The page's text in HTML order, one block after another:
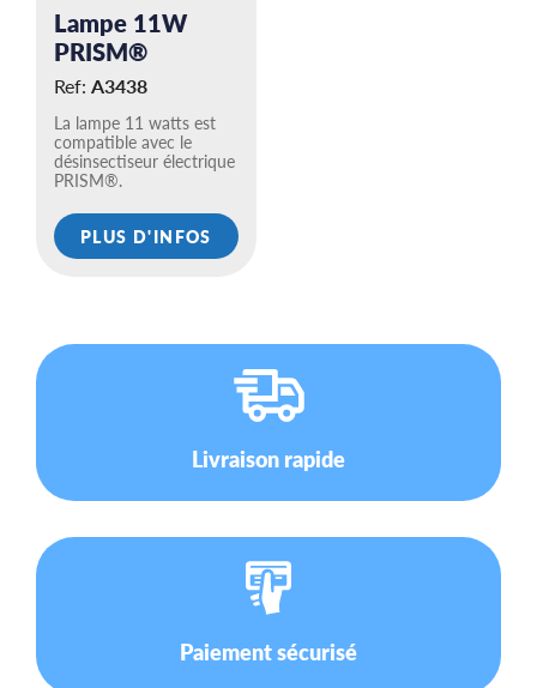
Lampe 11W
PRISM®
Ref: A3438
La lampe 11 watts est
compatible avec le
désinsectiseur électrique
PRISM®.
PLUS D'INFOS
Livraison rapide
Paiement sécurisé